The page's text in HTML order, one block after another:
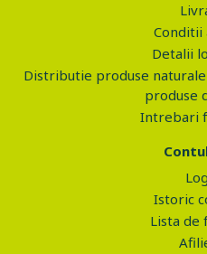
Conditii
Detalii
Distributie produse
produse
Intrebari
Istoric
Lista de